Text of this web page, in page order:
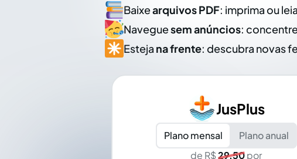
Baixearquivos PDF: imprima ou
Naveguesem anúncios:
Esteja na frente: descubra novas
JusPlus
Plano mensal
Plano anual
de R$29,50por